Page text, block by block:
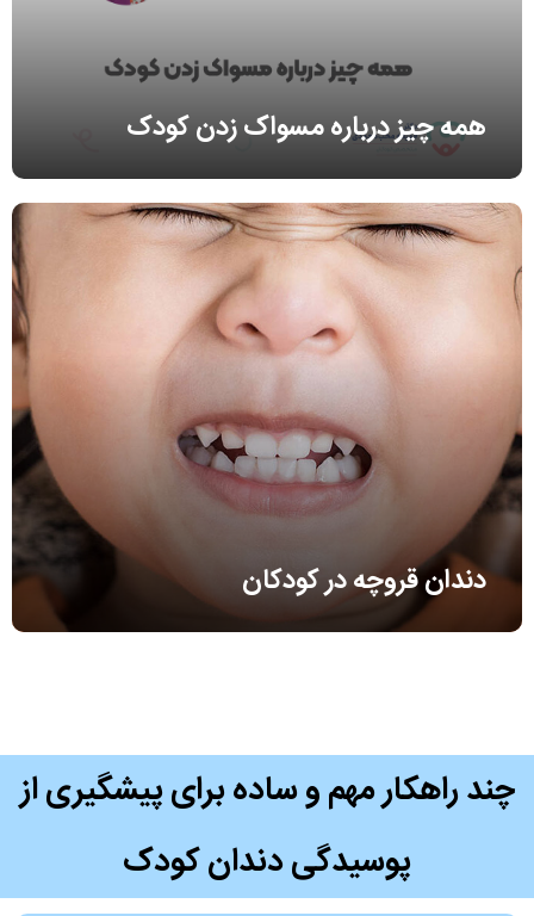
همه چیز درباره مسواک زدن کودک
دندان قروچه در کودکان
چند راهکار مهم و ساده برای پیشگیری از
پوسیدگی دندان کودک